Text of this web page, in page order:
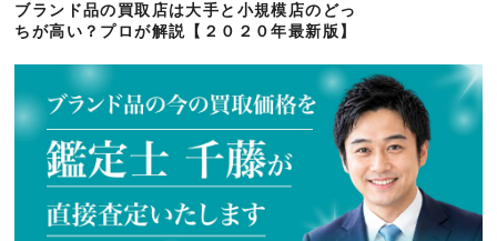
ブランド品の買取店は大手と小規模店のどっ
ちが高い？プロが解説【２０２０年最新版】